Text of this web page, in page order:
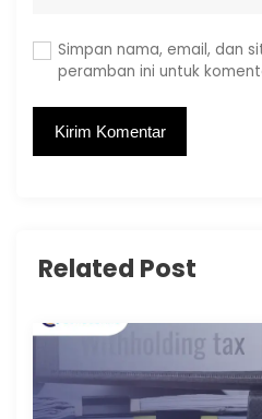
Simpan nama, email, dan
peramban ini untuk
Related Post